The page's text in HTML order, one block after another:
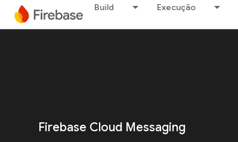
Build Execução
Firebase Cloud Messaging